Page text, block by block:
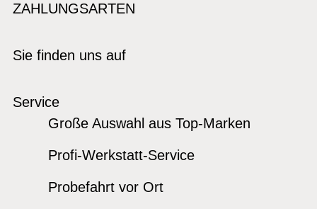
ZAHLUNGSARTEN
Sie finden uns auf
Service
Große Auswahl aus Top-Marken
Profi-Werkstatt-Service
Probefahrt vor Ort